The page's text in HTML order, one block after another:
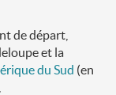
de départ,
et la
du Sud (en